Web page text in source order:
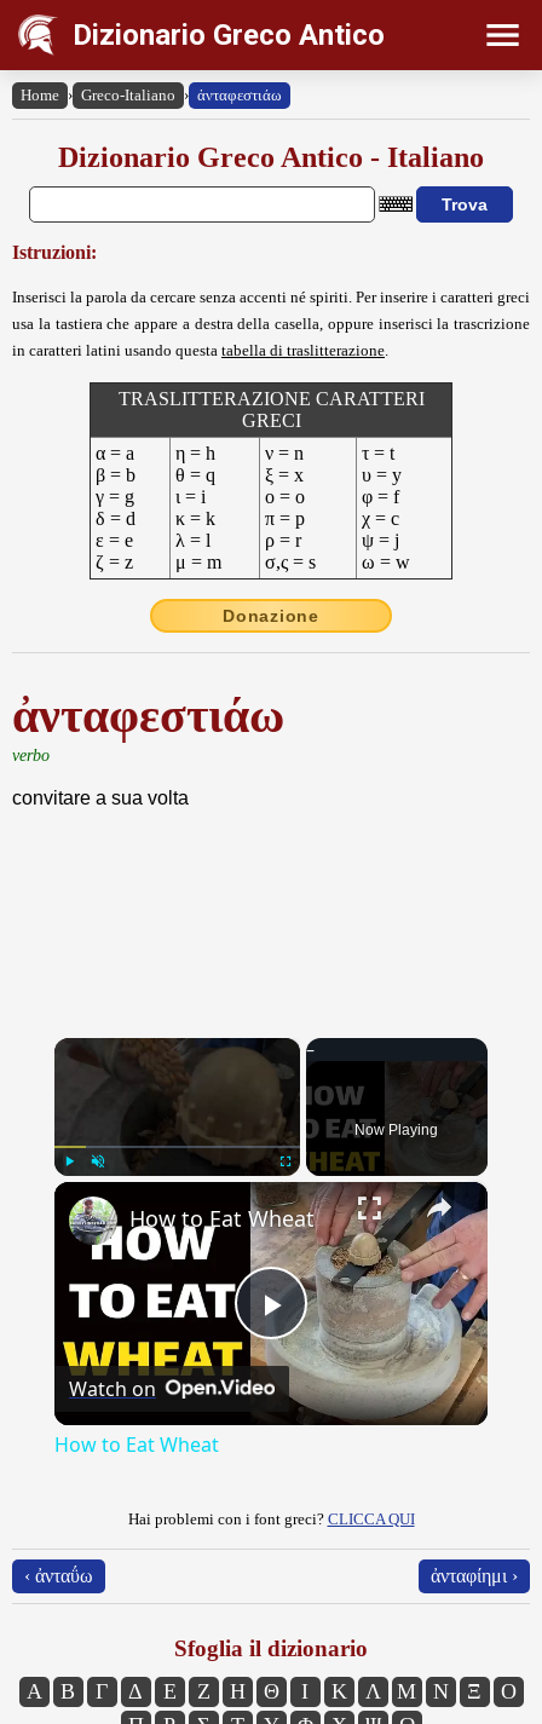
Dizionario Greco Antico
Home › Greco-Italiano › ἀνταφεστιάω
Dizionario Greco Antico - Italiano
Istruzioni:
Inserisci la parola da cercare senza accenti né spiriti. Per inserire i caratteri greci
usa la tastiera che appare a destra della casella, oppure inserisci la trascrizione
in caratteri latini usando questa tabella di traslitterazione
TRASLITTERAZIONE CARATTERI
GRECI
α = a
β = b
γ = g
δ = d
ε = e
ζ = z
η = h
θ = q
ι = i
κ = k
λ = l
μ = m
ν = n
ξ = x
ο = o
π = p
ρ = r
σ,ς = s
τ = t
υ = y
φ = f
χ = c
ψ = j
ω = w
Donazione
ἀνταφεστιάω
verbo
convitare a sua volta
×
Fullscreen
Now Playing
×
Play
Video
How to Eat Wheat
Watch on
How to Eat Wheat
Hai problemi con i font greci? CLICCA QUI
‹ ἀνταΰω ἀνταφίημι ›
Sfoglia il dizionario
Α Β Γ Δ Ε Ζ Η Θ Ι Κ Λ Μ Ν Ξ
Ο